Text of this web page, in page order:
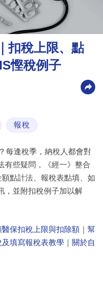
扣稅上限、點
慳稅例子
報稅
每逢稅季，納稅人都會對
有些疑問，《經一》整合
點計法、報稅表點填、如
，並附扣稅例子加以解
醫保扣稅上限與扣除額
幫
及填寫報稅表教學
關於自